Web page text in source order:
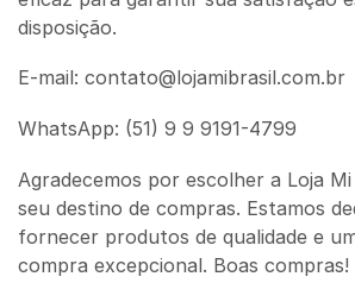
disposição.
E-mail: contato@lojamibrasil.com.br
WhatsApp: (51) 9 9 9191-4799
Agradecemos por escolher a Loja
seu destino de compras. Estamos
fornecer produtos de qualidade e
compra excepcional. Boas compras!